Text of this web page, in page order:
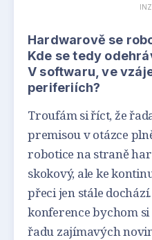
Hardwarově se
Kde se tedy
V softwaru, ve
periferiích?
Troufám si říct, že
premisou v otázce
robotice na straně
skokový, ale ke
přeci jen stále
konference bychom
řadu zajímavých